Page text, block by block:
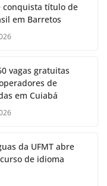
conquista título de
em Barretos
vagas gratuitas
de
em Cuiabá
da UFMT abre
de idioma